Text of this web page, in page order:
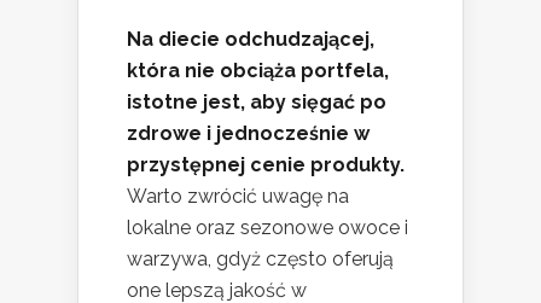
Na diecie odchudzającej,
która nie obciąża portfela,
istotne jest, aby sięgać po
zdrowe i jednocześnie w
przystępnej cenie produkty.
Warto zwrócić uwagę na
lokalne oraz sezonowe owoce i
warzywa, gdyż często oferują
one lepszą jakość w